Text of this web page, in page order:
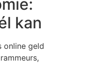
kan
online geld